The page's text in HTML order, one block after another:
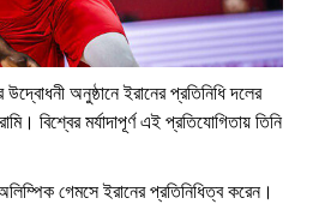
অনুষ্ঠানে ইরানের প্রতিনিধি দলের
বিশ্বের মর্যাদাপূর্ণ এই প্রতিযোগিতায় তিনি
গেমসে ইরানের প্রতিনিধিত্ব করেন।